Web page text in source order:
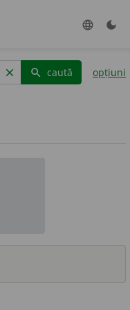
language dark_mode
clear search caută opțiuni